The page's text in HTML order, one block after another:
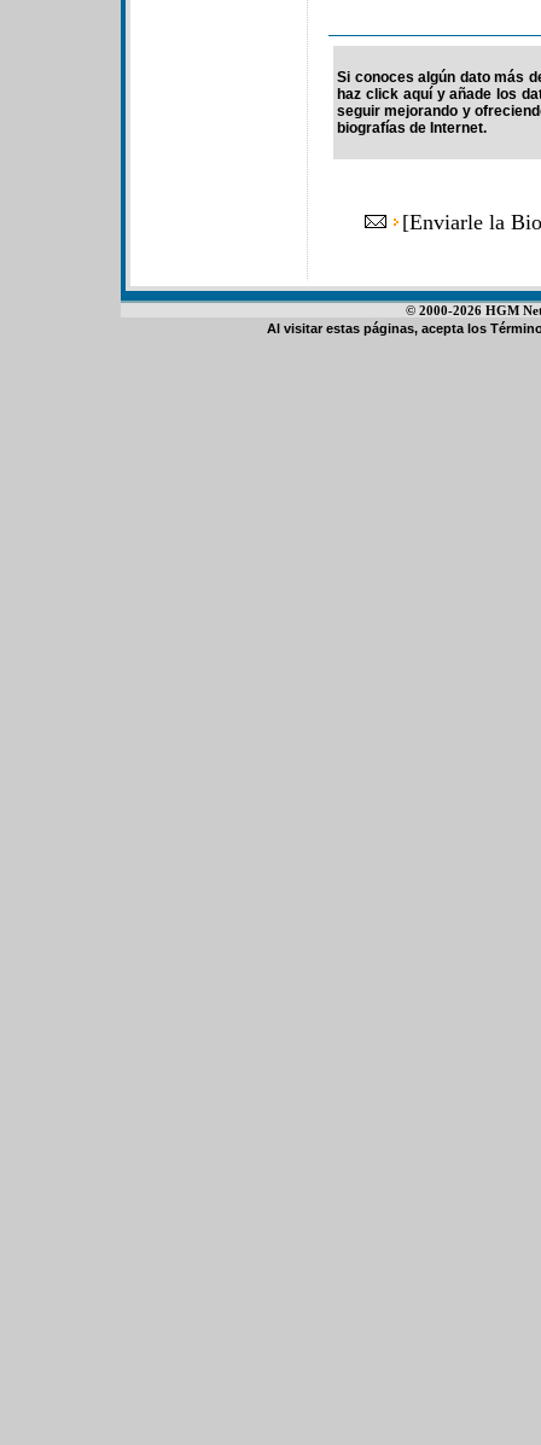
Si conoces algún dato más
haz click aquí y añade los
seguir mejorando y
biografías de Internet.
[Enviarle la
© 2000-2026 HGM
Al visitar estas páginas, acepta los